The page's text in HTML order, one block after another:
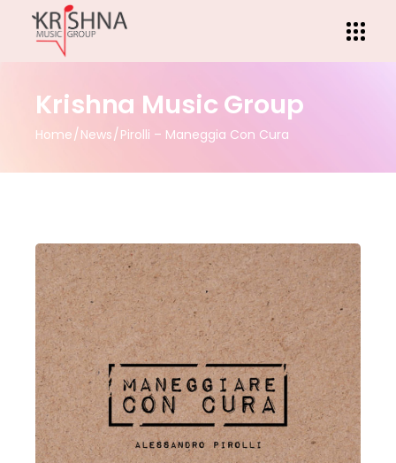
Krishna Music Group
Home News Pirolli – Maneggia Con Cura